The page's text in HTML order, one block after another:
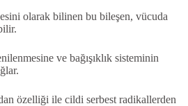
olarak bilinen bu bileşen, vücuda
ve bağışıklık sisteminin
özelliği ile cildi serbest radikallerden